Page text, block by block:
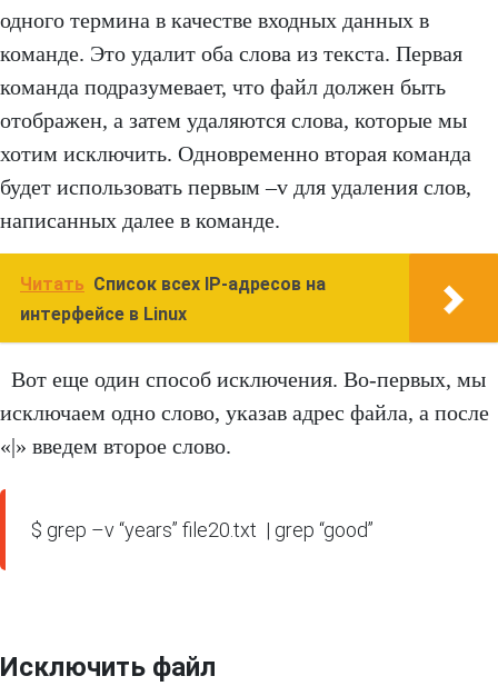
одного термина в качестве входных данных в
команде. Это удалит оба слова из текста. Первая
команда подразумевает, что файл должен быть
отображен, а затем удаляются слова, которые мы
хотим исключить. Одновременно вторая команда
будет использовать первым –v для удаления слов,
написанных далее в команде.
Читать Список всех IP-адресов на
интерфейсе в Linux
Вот еще один способ исключения. Во-первых, мы
исключаем одно слово, указав адрес файла, а после
«|» введем второе слово.
$ grep –v “years” file20.txt  | grep “good”
Исключить файл